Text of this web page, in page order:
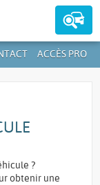
ACCÈS PRO
?
obtenir une